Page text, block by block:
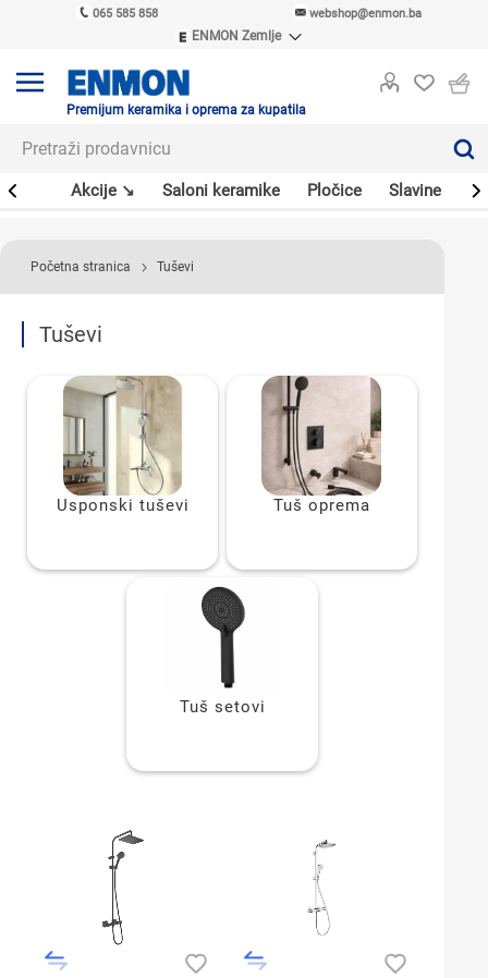
065 585 858 webshop@enmon.ba
ENMON Zemlje
ENMON MKD
Premijum keramika i oprema za kupatila
Akcije ↘ Saloni keramike Pločice Slavine
Početna stranica Tuševi
Tuševi
Usponski tuševi Tuš oprema
Tuš setovi